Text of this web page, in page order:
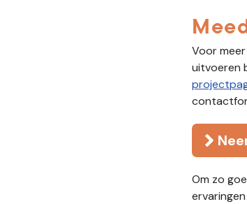
Voor
uitvoeren
Om zo